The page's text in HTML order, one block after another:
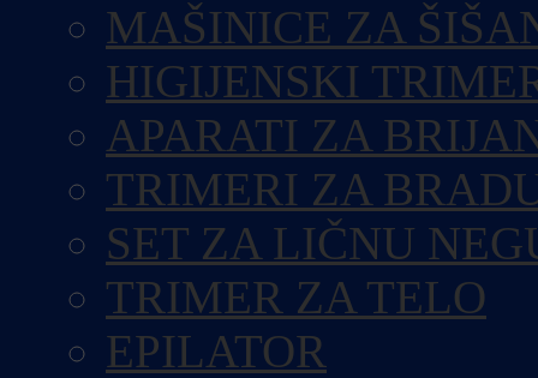
MAŠINICE ZA
HIGIJENSKI
APARATI ZA
TRIMERI ZA
SET ZA LIČNU
TRIMER ZA TELO
EPILATOR